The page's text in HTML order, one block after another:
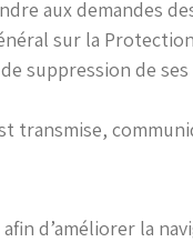
aux demandes
sur la
suppression de
transmise,
d’améliorer la